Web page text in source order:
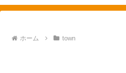
ホーム town